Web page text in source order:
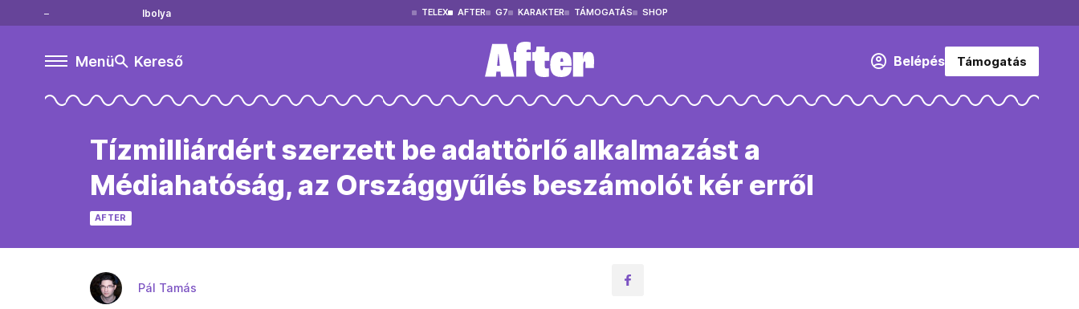
Ibolya TELEX AFTER G7 KARAKTER TÁMOGATÁS SHOP
Menü Kereső Belépés Támogatás
Tízmilliárdért szerzett be adattörlő alkalmazást a
Médiahatóság, az Országgyűlés beszámolót kér erről
AFTER
Pál Tamás